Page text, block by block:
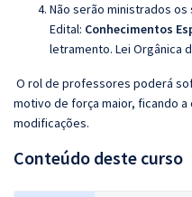
Não serão ministrados
Edital: Conhecimentos
letramento. Lei Orgânica
O rol de professores poderá
motivo de força maior, ficando a
modificações.
Conteúdo deste curso